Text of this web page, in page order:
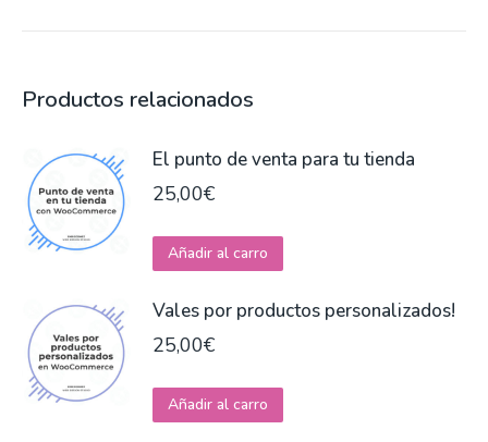
Productos relacionados
El punto de venta para tu tienda
25,00€
Añadir al carro
producto
tiene
Las
opciones
Vales por productos personalizados!
25,00€
Añadir al carro